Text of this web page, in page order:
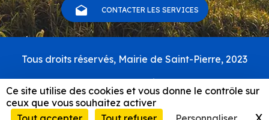
CONTACTER LES SERVICES
Pied
de
page
Tous droits réservés, Mairie de Saint-Pierre, 2023
Carte du site
Mentions légales & politique de confidentialité
RSS
Ce site utilise des cookies et vous donne le contrôle sur
ceux que vous souhaitez activer